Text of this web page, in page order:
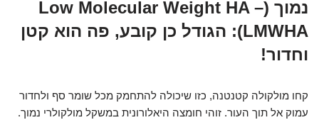
נמוך (Low Molecular Weight HA –
LMWHA): הגודל כן קובע, פה הוא קטן
וחדור!
קחו מולקולה קטנטנה, כזו שיכולה להתחמק מכל שומר סף ולחדור
עמוק אל תוך העור. זוהי חומצה היאלורונית במשקל מולקולרי נמוך.